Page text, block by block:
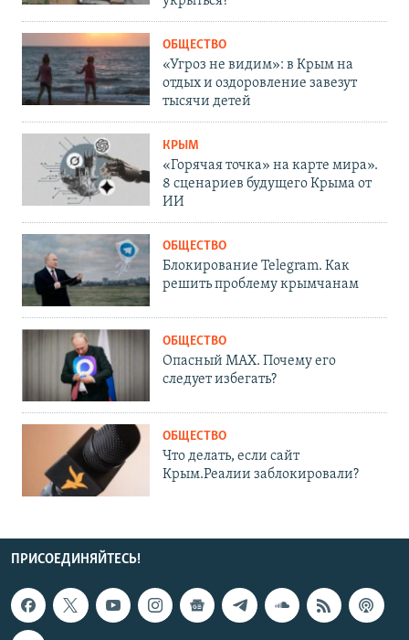
ОБЩЕСТВО
«Угроз не видим»: в Крым на
отдых и оздоровление завезут
тысячи детей
КРЫМ
«Горячая точка» на карте мира».
8 сценариев будущего Крыма от
ИИ
ОБЩЕСТВО
Блокирование Telegram. Как
решить проблему крымчанам
ОБЩЕСТВО
Опасный MAX. Почему его
следует избегать?
ОБЩЕСТВО
Что делать, если сайт
Крым.Реалии заблокировали?
ПРИСОЕДИНЯЙТЕСЬ!